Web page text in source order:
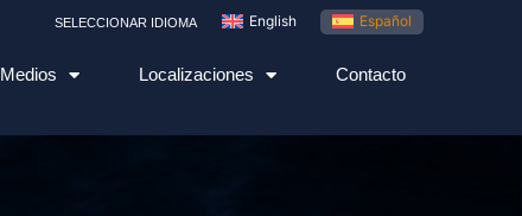
SELECCIONAR IDIOMA English Español
Medios Localizaciones Contacto